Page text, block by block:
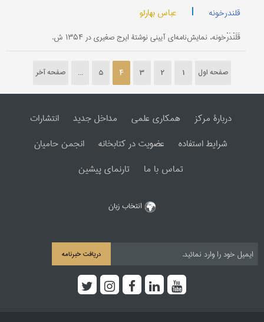
قلندرخونه | عباس بهارلو
قَلَنْدَرْخونه، نمایش‌نامه‌ای آیینی نوشتۀ ایرج صغیری در ۱۳۵۴ ش.
صفحه اول 1
2
3
4
5
... صفحه آخر
دربارۀ مرکز همکاری علمی مداخل جدید
انتشارات
شرایط استفاده
عضویت در کتابخانه
انجمن حامیان
تماس با ما
تارنمای پیشین
انتخاب زبان
دریافت خبرنامه